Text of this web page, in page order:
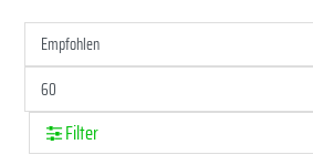
Filter